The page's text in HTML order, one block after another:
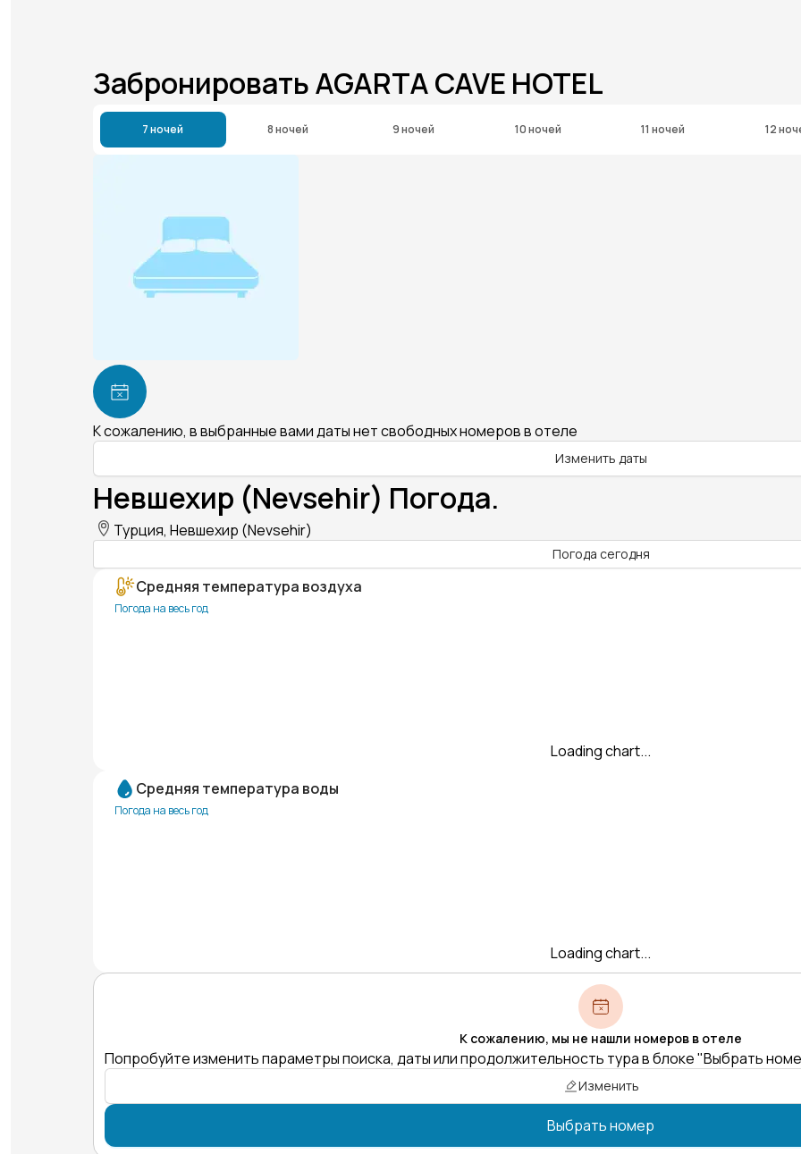
Забронировать AGARTA CAVE HOTEL
7 ночей 8 ночей 9 ночей 10 ночей 11 ночей 12
К сожалению, в выбранные вами даты нет свободных номеров в отеле
Изменить даты
Невшехир (Nevsehir) Погода.
Турция, Невшехир (Nevsehir)
Погода сегодня
Средняя температура воздуха
Погода на весь год
Loading chart...
Средняя температура воды
Погода на весь год
Loading chart...
К сожалению, мы не нашли номеров в отеле
Попробуйте изменить параметры поиска, даты или продолжительность тура в блоке "Выбрать
Изменить
Выбрать номер